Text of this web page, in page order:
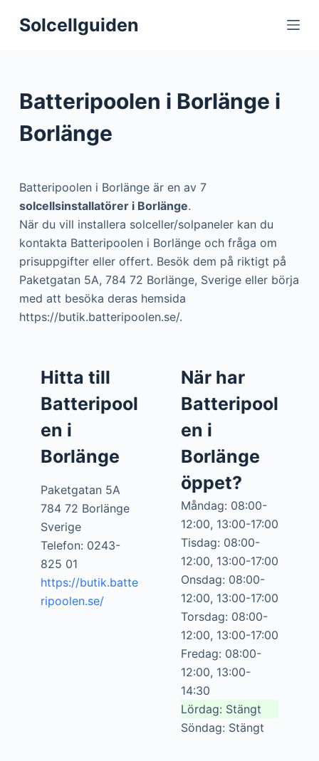
S
o
c
e
n
Solcellguiden
Batteripoolen i Borlänge i
Borlänge
Batteripoolen i Borlänge är en av 7
solcellsinstallatörer i Borlänge.
När du vill installera solceller/solpaneler kan du
kontakta Batteripoolen i Borlänge och fråga om
prisuppgifter eller offert. Besök dem på riktigt på
Paketgatan 5A, 784 72 Borlänge, Sverige eller börja
med att besöka deras hemsida
https://butik.batteripoolen.se/.
Hitta till
Batteripool
en i
Borlänge
Paketgatan 5A
784 72 Borlänge
Sverige
Telefon: 0243-
825 01
https://butik.batte
ripoolen.se/
När har
Batteripool
en i
Borlänge
öppet?
Måndag: 08:00-
12:00, 13:00-17:00
Tisdag: 08:00-
12:00, 13:00-17:00
Onsdag: 08:00-
12:00, 13:00-17:00
Torsdag: 08:00-
12:00, 13:00-17:00
Fredag: 08:00-
12:00, 13:00-
14:30
Lördag: Stängt
Söndag: Stängt